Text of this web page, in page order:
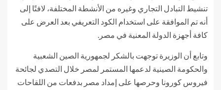
تنشيط التبادل التجاري وغيره من الأنشطة المختلفة، لافتًا إلى
أنه تم الموافقة على استخدام الكود التعريفي بعد العرض على
كافة أجهزة الدولة المعنية في مصر.
وتابع أن الوزيرة توجهت بالشكر لجمهورية الصين الشعبية
والحكومة الصينية لدعمها المستمر لمصر خلال التصدي لجائحة
فيروس كورونا وحرصها على إمداد مصر بدفعات من اللقاحات